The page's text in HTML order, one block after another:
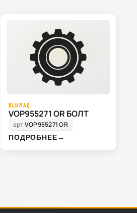
BLUMAQ
VOP955271 OR БОЛТ
арт.VOP955271 OR
ПОДРОБНЕЕ→